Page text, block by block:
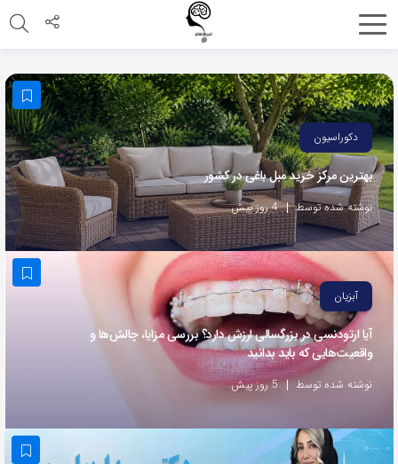
اشتراک
با
استفاده
از
روش‌های
زیر
می‌توانید
این
صفحه
دوستان
خود
اشتراک
بگذارید.
دکوراسیون
بهترین مرکز خرید مبل باغی در کشور
نوشته شده توسط 4 روز پیش
آبزیان
آیا ارتودنسی در بزرگسالی ارزش دارد؟ بررسی مزایا، چالش‌ها و
واقعیت‌هایی که باید بدانید
نوشته شده توسط 5 روز پیش